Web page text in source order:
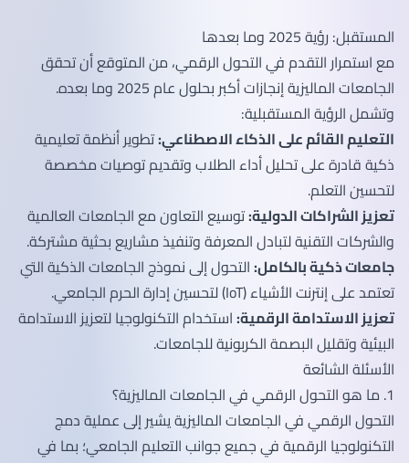
المستقبل: رؤية 2025 وما بعدها
مع استمرار التقدم في التحول الرقمي، من المتوقع أن تحقق
الجامعات الماليزية إنجازات أكبر بحلول عام 2025 وما بعده.
وتشمل الرؤية المستقبلية:
التعليم القائم على الذكاء الاصطناعي:تطوير أنظمة تعليمية
ذكية قادرة على تحليل أداء الطلاب وتقديم توصيات مخصصة
لتحسين التعلم.
تعزيز الشراكات الدولية:توسيع التعاون مع الجامعات العالمية
والشركات التقنية لتبادل المعرفة وتنفيذ مشاريع بحثية مشتركة.
جامعات ذكية بالكامل:التحول إلى نموذج الجامعات الذكية التي
تعتمد على إنترنت الأشياء (IoT) لتحسين إدارة الحرم الجامعي.
تعزيز الاستدامة الرقمية:استخدام التكنولوجيا لتعزيز الاستدامة
البيئية وتقليل البصمة الكربونية للجامعات.
الأسئلة الشائعة
1. ما هو التحول الرقمي في الجامعات الماليزية؟
التحول الرقمي في الجامعات الماليزية يشير إلى عملية دمج
التكنولوجيا الرقمية في جميع جوانب التعليم الجامعي؛ بما في